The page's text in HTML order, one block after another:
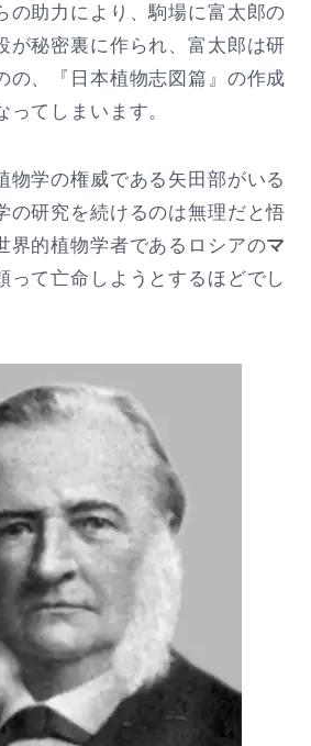
の助力により、駒場に富太郎の
が秘密裏に作られ、富太郎は研
の、『日本植物志図篇』の作成
てしまいます。
物学の権威である矢田部がいる
の研究を続けるのは無理だと悟
界的植物学者であるロシアのマ
って亡命しようとするほどでし